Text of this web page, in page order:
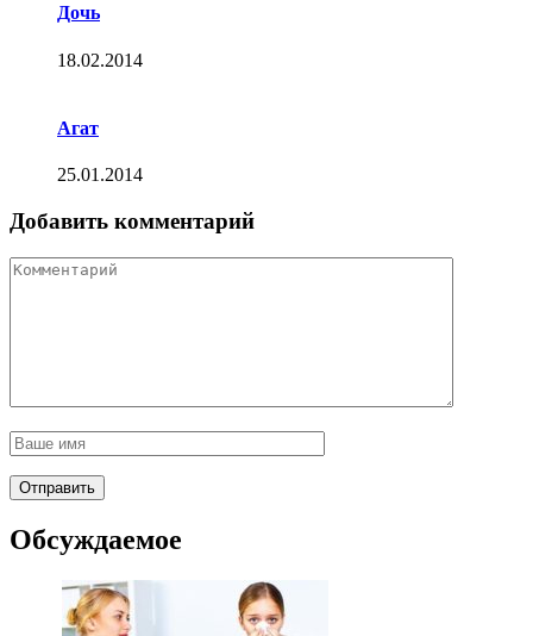
Дочь
18.02.2014
Агат
25.01.2014
Добавить комментарий
Обсуждаемое